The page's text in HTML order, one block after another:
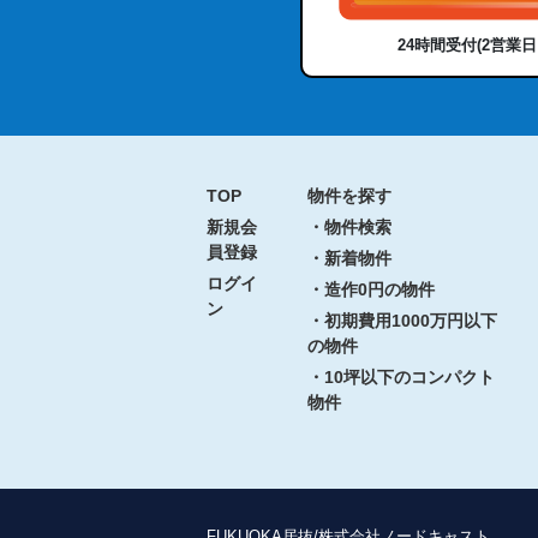
24時間受付(2営業
TOP
新規会
員登録
ログイ
ン
物件を探す
・物件検索
・新着物件
・造作0円の物件
・初期費用1000万円以下
の物件
・10坪以下のコンパクト
物件